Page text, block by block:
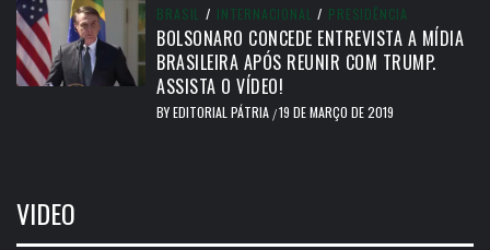
BRASIL / INTERNACIONAL / PRESIDÊNCIA
BOLSONARO CONCEDE ENTREVISTA A MÍDIA
BRASILEIRA APÓS REUNIR COM TRUMP.
ASSISTA O VÍDEO!
BYEDITORIAL PÁTRIA /19 DE MARÇO DE 2019
VIDEO